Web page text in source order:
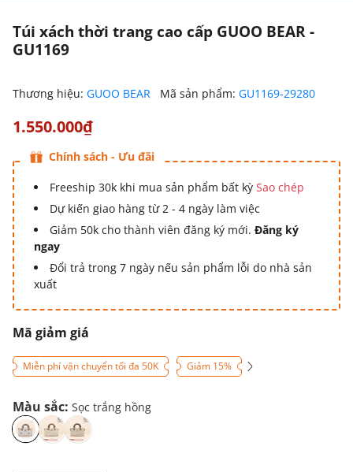
Túi xách thời trang cao cấp GUOO BEAR -
GU1169
Thương hiệu: GUOO BEAR Mã sản phẩm: GU1169-29280
1.550.000₫
Chính sách - Ưu đãi
Freeship 30k khi mua sản phẩm bất kỳ Sao chép
Dự kiến giao hàng từ 2 - 4 ngày làm việc
Giảm 50k cho thành viên đăng ký mới. Đăng ký
ngay
Đổi trả trong 7 ngày nếu sản phẩm lỗi do nhà sản
xuất
Mã giảm giá
Miễn phí vận chuyển tối đa 50K Giảm 15%
Màu sắc: Sọc trắng hồng